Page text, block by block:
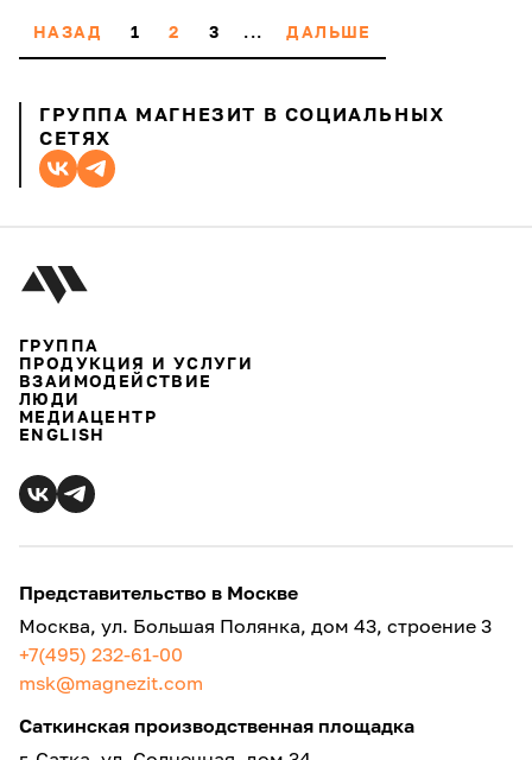
НАЗАД 1 2 3 ... ДАЛЬШЕ
ГРУППА МАГНЕЗИТ В СОЦИАЛЬНЫХ
СЕТЯХ
ГРУППА
ПРОДУКЦИЯ И УСЛУГИ
ВЗАИМОДЕЙСТВИЕ
ЛЮДИ
МЕДИАЦЕНТР
ENGLISH
Представительство в Москве
Москва, ул. Большая Полянка, дом 43, строение 3
+7(495) 232-61-00
msk@magnezit.com
Саткинская производственная площадка